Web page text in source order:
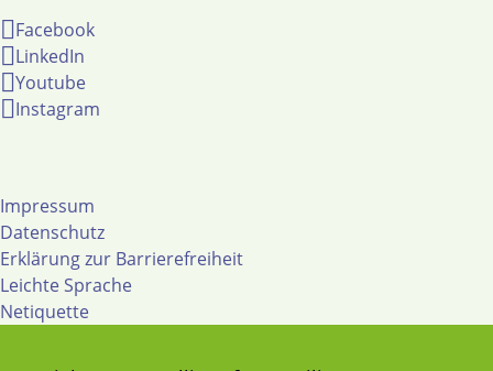
Facebook
LinkedIn
Youtube
Instagram
Impressum
Datenschutz
Erklärung zur Barrierefreiheit
Leichte Sprache
Netiquette